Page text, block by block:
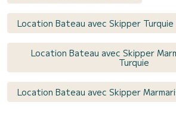
Location Bateau avec Skipper Turquie
Location Bateau avec Skipper
Turquie
Location Bateau avec Skipper